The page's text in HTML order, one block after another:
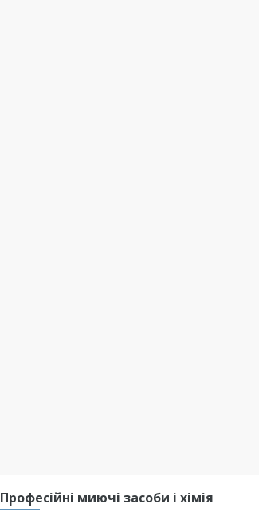
Професійні миючі засоби і хімія